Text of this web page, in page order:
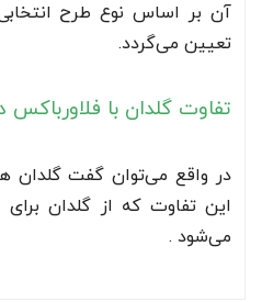
آن بر اساس نوع طرح
تعیین می‌گردد.
تفاوت گلدان با
در واقع می‌توان گفت گلدان
این تفاوت که از گلدان
می‌شود .